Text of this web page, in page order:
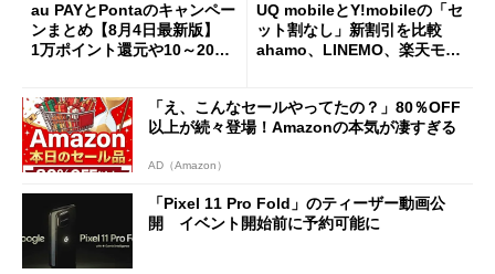
au PAYとPontaのキャンペー
ンまとめ【8月4日最新版】
1万ポイント還元や10～20％
UQ mobileとY!mobileの「セ
ット割なし」新割引を比較
ahamo、LINEMO、楽天モバ
「え、こんなセールやってたの？」80％OFF
以上が続々登場！Amazonの本気が凄すぎる
AD（Amazon）
「Pixel 11 Pro Fold」のティーザー動画公
開 イベント開始前に予約可能に